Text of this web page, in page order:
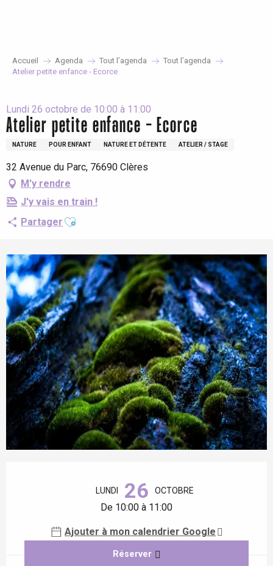
Accueil Agenda Tout l’agenda
Tout l’agenda
Atelier petite enfance - Ecorce
Lundi 26 octobre de 10:00 à 11:00
Atelier petite enfance - Ecorce
NATURE POUR ENFANT NATURE ET DÉTENTE ATELIER / STAGE
32 Avenue du Parc, 76690 Clères
M'y rendre
J'y vais en train !
Partager Ajouter aux favoris
LUNDI 26 OCTOBRE
De 10:00 à 11:00
Ajouter à mon calendrier Google
Réserver